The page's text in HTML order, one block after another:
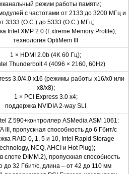
режим работы памяти;
с частотами от 2133 до 3200 МГц и
3333 (O.C.) до 5333 (O.C.) МГц;
Intel XMP 2.0 (Extreme Memory Profile);
технология OptiMem III
1 × HDMI 2.0b (4K 60 Гц);
Thunderbolt 4 (4096 × 2160, 60Hz)
3.0/4.0 x16 (режимы работы x16/x0 или
x8/x8);
1 × PCI Express 3.0 x4;
поддержка NVIDIA 2-way SLI
Z 590+контроллер ASMedia ASM 1061:
III, пропускная способность до 6 Гбит/с
RAID 0, 1, 5 и 10, Intel Rapid Storage
NCQ, AHCI и Hot Plug);
слоте DIMM.2), пропускная способность
до 32 Гбит/с, длина – от 42 до 110 мм